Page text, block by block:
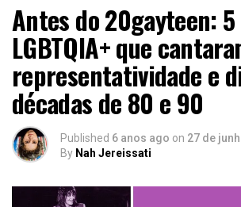
Antes do 20gayteen:
LGBTQIA+ que
representatividade e
décadas de 80 e 90
Published 6 anos ago on 27 de
By Nah Jereissati